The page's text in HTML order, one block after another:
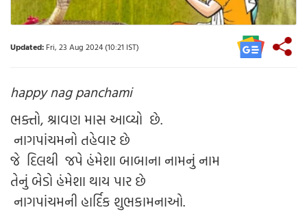
Updated: Fri, 23 Aug 2024 (10:21 IST)
happy nag panchami
ભક્તો, શ્રાવણ માસ આવ્યો છે.
નાગપાંચમનો તહેવાર છે
જે દિલથી જપે હંમેશા બાબાના નામનું નામ
તેનું બેડો હંમેશા થાય પાર છે
નાગપાંચમની હાર્દિક શુભકામનાઓ.